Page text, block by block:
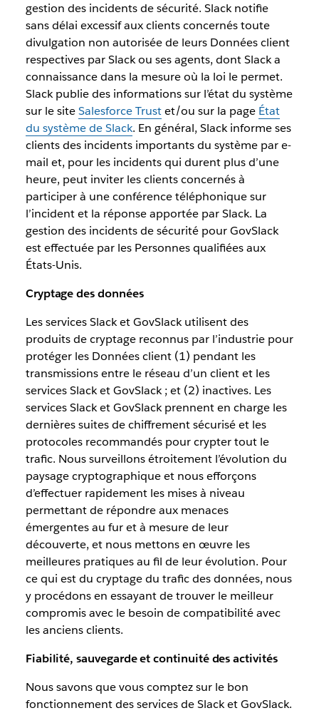
gestion des incidents de sécurité. Slack notifie
sans délai excessif aux clients concernés toute
divulgation non autorisée de leurs Données client
respectives par Slack ou ses agents, dont Slack a
connaissance dans la mesure où la loi le permet.
Slack publie des informations sur l’état du système
sur le siteSalesforce Trustet/ou sur la page État
du système de Slack. En général, Slack informe ses
clients des incidents importants du système par e-
mail et, pour les incidents qui durent plus d’une
heure, peut inviter les clients concernés à
participer à une conférence téléphonique sur
l’incident et la réponse apportée par Slack. La
gestion des incidents de sécurité pour GovSlack
est effectuée par les Personnes qualifiées aux
États-Unis.
Cryptage des données
Les services Slack et GovSlack utilisent des
produits de cryptage reconnus par l’industrie pour
protéger les Données client (1) pendant les
transmissions entre le réseau d’un client et les
services Slack et GovSlack ; et (2) inactives. Les
services Slack et GovSlack prennent en charge les
dernières suites de chiffrement sécurisé et les
protocoles recommandés pour crypter tout le
trafic. Nous surveillons étroitement l’évolution du
paysage cryptographique et nous efforçons
d’effectuer rapidement les mises à niveau
permettant de répondre aux menaces
émergentes au fur et à mesure de leur
découverte, et nous mettons en œuvre les
meilleures pratiques au fil de leur évolution. Pour
ce qui est du cryptage du trafic des données, nous
y procédons en essayant de trouver le meilleur
compromis avec le besoin de compatibilité avec
les anciens clients.
Fiabilité, sauvegarde et continuité des activités
Nous savons que vous comptez sur le bon
fonctionnement des services de Slack et GovSlack.